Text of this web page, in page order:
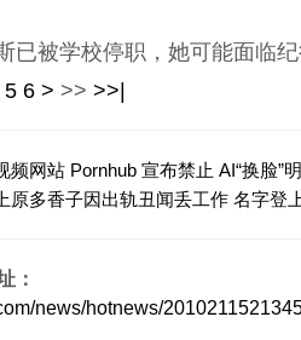
被学校停职，她可能面临纪
5 6 > >> >>|
频网站 Pornhub 宣布禁止 AI“换脸”
原多香子因出轨丑闻丢工作 名字登
：
news/hotnews/